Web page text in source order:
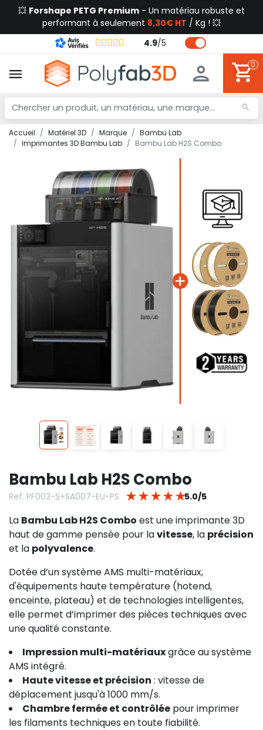
💥 Forshape PETG Premium - Un matériau robuste et
performant à seulement 8,30€ HT / Kg ! 💥
4.9/5
0
Accueil Matériel 3D Marque
Bambu Lab
Imprimantes 3D Bambu Lab
Bambu Lab H2S Combo
Bambu Lab H2S Combo
Ref. PF003-S+SA007-EU-PS ★ ★ ★ ★ ★5.0/5
La Bambu Lab H2S Combo est une imprimante 3D
haut de gamme pensée pour lavitesse, la précision
et la polyvalence.
Dotée d’un système AMS multi-matériaux,
d'équipements haute température (hotend,
enceinte, plateau) et de technologies intelligentes,
elle permet d’imprimer des pièces techniques avec
une qualité constante.
Impression multi-matériauxgrâce au système
AMS intégré.
Haute vitesse et précision : vitesse de
déplacement jusqu'à 1000 mm/s.
Chambre fermée et contrôlée pour imprimer
les filaments techniques en toute fiabilité.